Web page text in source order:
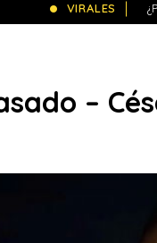
VIRALES
–